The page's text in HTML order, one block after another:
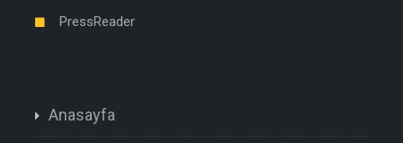
PressReader
Anasayfa